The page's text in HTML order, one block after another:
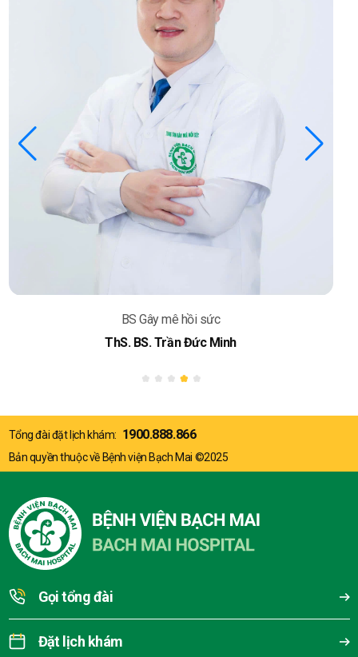
BS Gây mê hồi sức
ThS. BS. Trần Đức Minh
Tổng đài đặt lịch khám: 1900.888.866
Bản quyền thuộc về Bệnh viện Bạch Mai ©2025
Gọi tổng đài
Đặt lịch khám